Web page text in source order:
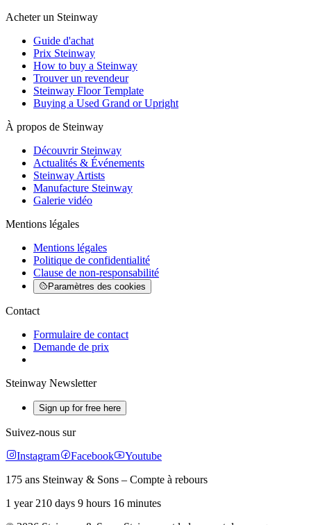
Acheter un Steinway
Guide d'achat
Prix Steinway
How to buy a Steinway
Trouver un revendeur
Steinway Floor Template
Buying a Used Grand or Upright
À propos de Steinway
Découvrir Steinway
Actualités & Événements
Steinway Artists
Manufacture Steinway
Galerie vidéo
Mentions légales
Mentions légales
Politique de confidentialité
Clause de non-responsabilité
Paramètres des cookies
Contact
Formulaire de contact
Demande de prix
Steinway Newsletter
Sign up for free here
Suivez-nous sur
Instagram
Facebook
Youtube
175 ans Steinway & Sons – Compte à rebours
1 year 210 days 9 hours 16 minutes